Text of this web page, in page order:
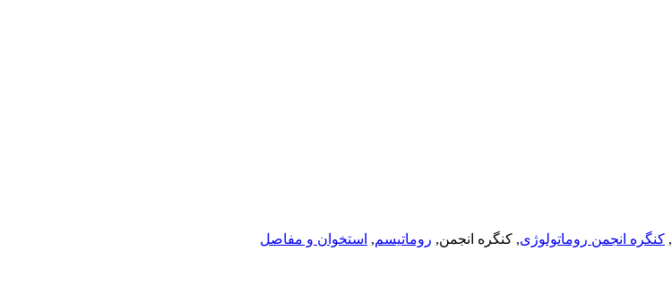
, کنگره انجمن روماتولوژی, کنگره انجمن, روماتیسم, استخوان و مفاصل